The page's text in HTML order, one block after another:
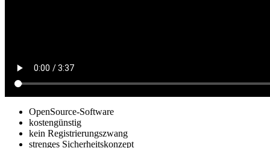
OpenSource-Software
kostengünstig
kein Registrierungszwang
strenges Sicherheitskonzept